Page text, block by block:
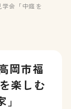
会「中庭を
岡市福
楽しむ